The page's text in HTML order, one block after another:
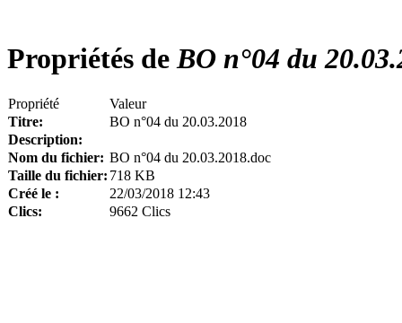
Propriétés deBO n°04 du
Propriété
Valeur
Titre:
BO n°04 du 20.03.2018
Description:
Nom du fichier: BO n°04 du 20.03.2018.doc
Taille du fichier: 718 KB
Créé le :
22/03/2018 12:43
Clics:
9662 Clics